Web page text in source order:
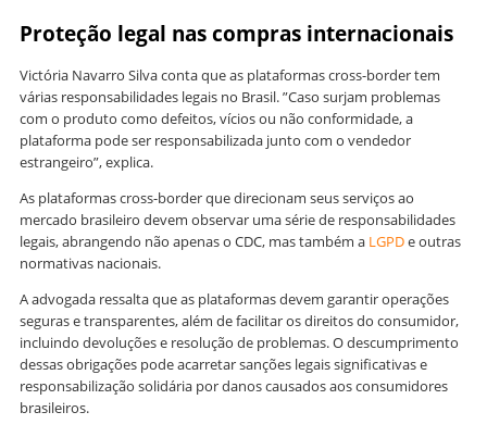
Proteção legal nas compras internacionais
Victória Navarro Silva conta que as plataformas cross-border tem
várias responsabilidades legais no Brasil. ”Caso surjam problemas
com o produto como defeitos, vícios ou não conformidade, a
plataforma pode ser responsabilizada junto com o vendedor
estrangeiro”, explica.
As plataformas cross-border que direcionam seus serviços ao
mercado brasileiro devem observar uma série de responsabilidades
legais, abrangendo não apenas o CDC, mas também a LGPDe outras
normativas nacionais.
A advogada ressalta que as plataformas devem garantir operações
seguras e transparentes, além de facilitar os direitos do consumidor,
incluindo devoluções e resolução de problemas. O descumprimento
dessas obrigações pode acarretar sanções legais significativas e
responsabilização solidária por danos causados aos consumidores
brasileiros.